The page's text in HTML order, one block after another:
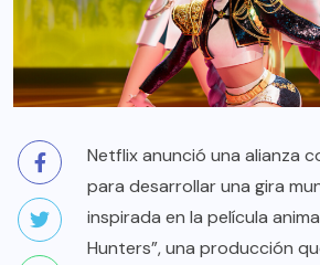
Netflix anunció una alianza
para desarrollar una gira
inspirada en la película
Hunters”, una producción